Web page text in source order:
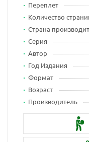
Переплет
Количество
Страна
Серия
Автор
Год Издания
Формат
Возраст
Производитель